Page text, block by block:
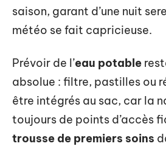
saison, garant d’une nuit
météo se fait capricieuse.
Prévoir de l’eau potable
absolue : filtre, pastilles ou
être intégrés au sac, car la
toujours de points d’accès
trousse de premiers soins